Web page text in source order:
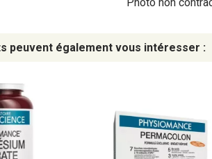
peuvent également vous intéresser :